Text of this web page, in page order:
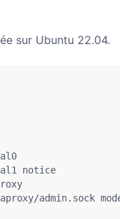
sur Ubuntu 22.04.
notice
admin.sock